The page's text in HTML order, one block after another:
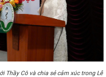
Thầy Cô và chia sẻ cảm xúc trong Lễ